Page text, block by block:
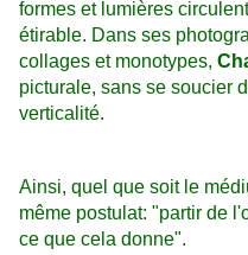
formes et lumières
étirable. Dans ses
collages et monotypes,
picturale, sans se soucier
verticalité.
Ainsi, quel que soit le
même postulat: "partir de
ce que cela donne".